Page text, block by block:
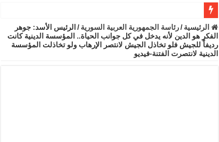
الأمن الداخلي يعثر على مقبرة جماعية في ريف اللاذقية تضم 9 جثامين
الوزير الشيباني يبحث في باريس تعزيز الاستقرار في سوريا
برنية: مرسوم بإعفاء مستهلكي الكهرباء المنزلية والتجارية والصناعية
الرئيسية /رئاسة الجمهورية العربية السورية / الرئيس الأسد: جوهر
الفكر هو الدين لأنه يدخل في كل جوانب الحياة.. المؤسسة الدينية كانت
رديفاً للجيش فلو تخاذل الجيش لانتصر الإرهاب ولو تخاذلت المؤسسة
الدينية لانتصرت الفتنة-فيديو